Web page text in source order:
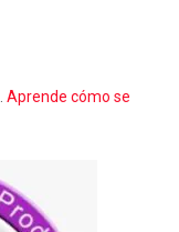
Aprende cómo se